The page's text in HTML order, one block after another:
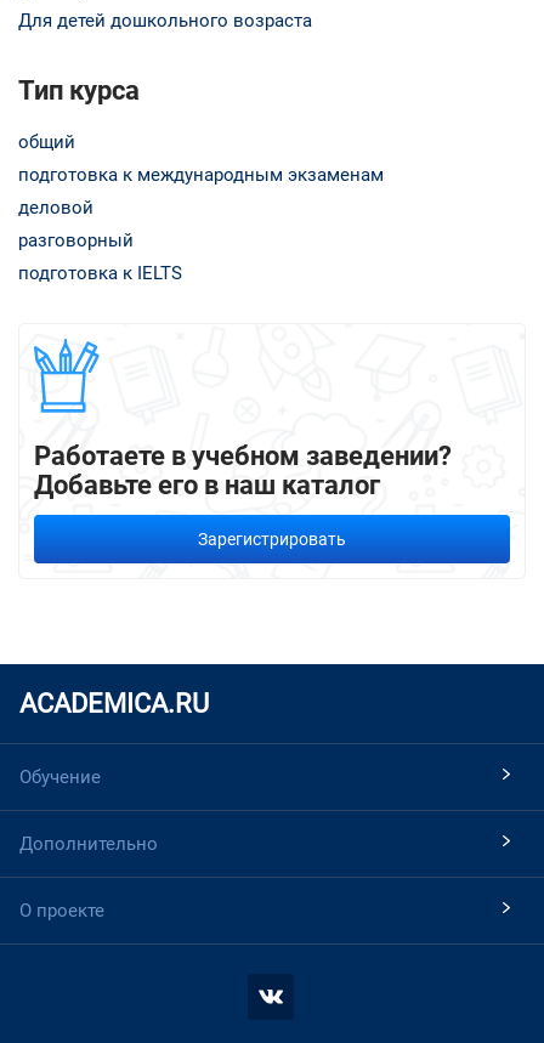
Для детей дошкольного возраста
Тип курса
общий
подготовка к международным экзаменам
деловой
разговорный
подготовка к IELTS
Работаете в учебном заведении?
Добавьте его в наш каталог
Зарегистрировать
ACADEMICA.RU
Обучение
Дополнительно
О проекте